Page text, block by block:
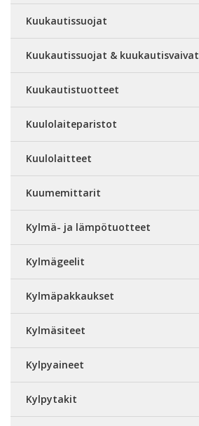
Kuukautissuojat
Kuukautissuojat & kuukautisvaivat
Kuukautistuotteet
Kuulolaiteparistot
Kuulolaitteet
Kuumemittarit
Kylmä- ja lämpötuotteet
Kylmägeelit
Kylmäpakkaukset
Kylmäsiteet
Kylpyaineet
Kylpytakit